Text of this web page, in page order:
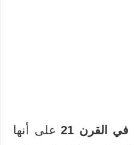
في القرن 21
على أنها